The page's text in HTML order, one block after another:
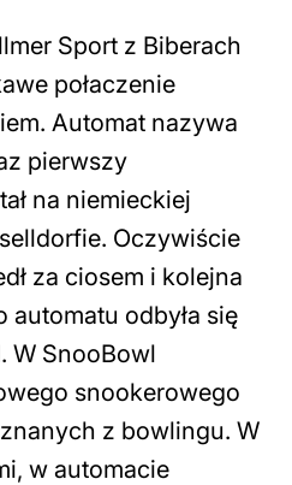
Sport z Biberach
połaczenie
Automat nazywa
pierwszy
na niemieckiej
Oczywiście
za ciosem i kolejna
odbyła się
W SnooBowl
snookerowego
z bowlingu. W
w automacie